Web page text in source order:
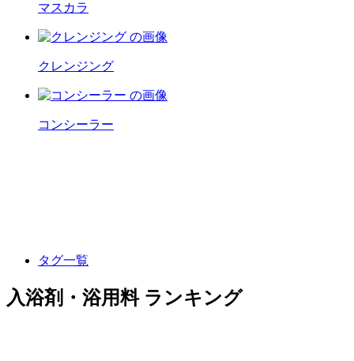
マスカラ
クレンジング
コンシーラー
タグ一覧
入浴剤・浴用料 ランキング